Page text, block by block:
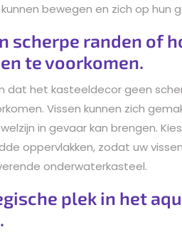
bewegen en zich op hun
scherpe randen of
te voorkomen.
dat het kasteeldecor geen
Vissen kunnen zich
in gevaar kan brengen.
oppervlakken, zodat uw
onderwaterkasteel.
plek in het